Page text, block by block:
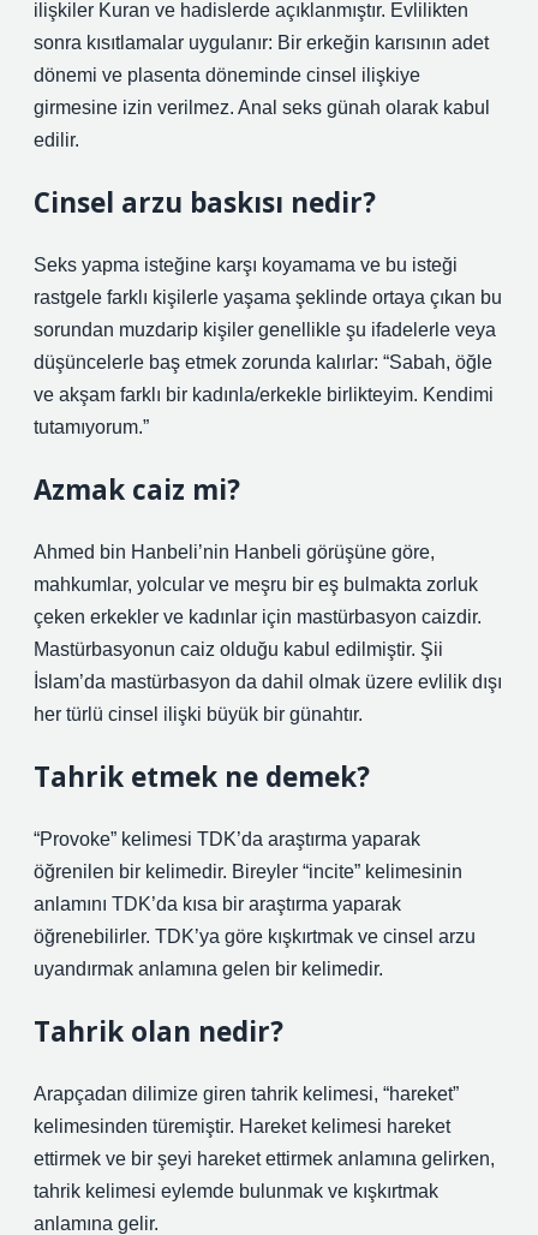
ilişkiler Kuran ve hadislerde açıklanmıştır. Evlilikten
sonra kısıtlamalar uygulanır: Bir erkeğin karısının adet
dönemi ve plasenta döneminde cinsel ilişkiye
girmesine izin verilmez. Anal seks günah olarak kabul
edilir.
Cinsel arzu baskısı nedir?
Seks yapma isteğine karşı koyamama ve bu isteği
rastgele farklı kişilerle yaşama şeklinde ortaya çıkan bu
sorundan muzdarip kişiler genellikle şu ifadelerle veya
düşüncelerle baş etmek zorunda kalırlar: “Sabah, öğle
ve akşam farklı bir kadınla/erkekle birlikteyim. Kendimi
tutamıyorum.”
Azmak caiz mi?
Ahmed bin Hanbeli’nin Hanbeli görüşüne göre,
mahkumlar, yolcular ve meşru bir eş bulmakta zorluk
çeken erkekler ve kadınlar için mastürbasyon caizdir.
Mastürbasyonun caiz olduğu kabul edilmiştir. Şii
İslam’da mastürbasyon da dahil olmak üzere evlilik dışı
her türlü cinsel ilişki büyük bir günahtır.
Tahrik etmek ne demek?
“Provoke” kelimesi TDK’da araştırma yaparak
öğrenilen bir kelimedir. Bireyler “incite” kelimesinin
anlamını TDK’da kısa bir araştırma yaparak
öğrenebilirler. TDK’ya göre kışkırtmak ve cinsel arzu
uyandırmak anlamına gelen bir kelimedir.
Tahrik olan nedir?
Arapçadan dilimize giren tahrik kelimesi, “hareket”
kelimesinden türemiştir. Hareket kelimesi hareket
ettirmek ve bir şeyi hareket ettirmek anlamına gelirken,
tahrik kelimesi eylemde bulunmak ve kışkırtmak
anlamına gelir.